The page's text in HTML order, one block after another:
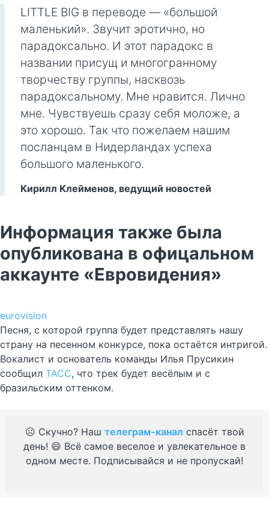
LITTLE BIG в переводе — «большой
маленький». Звучит эротично, но
парадоксально. И этот парадокс в
названии присущ и многогранному
творчеству группы, насквозь
парадоксальному. Мне нравится. Лично
мне. Чувствуешь сразу себя моложе, а
это хорошо. Так что пожелаем нашим
посланцам в Нидерландах успеха
большого маленького.
Кирилл Клейменов, ведущий новостей
Информация также была
опубликована в офицальном
аккаунте «Евровидения»
eurovision
Песня, с которой группа будет представлять нашу
страну на песенном конкурсе, пока остаётся интригой.
Вокалист и основатель команды Илья Прусикин
сообщил ТАСС, что трек будет весёлым и с
бразильским оттенком.
☹️ Скучно? Наш телеграм-канал спасёт твой
день! 😄 Всё самое веселое и увлекательное в
одном месте. Подписывайся и не пропускай!